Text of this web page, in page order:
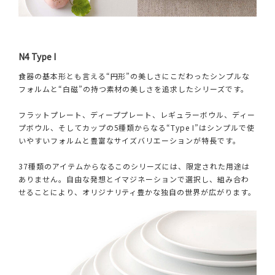
N4 Type I
食器の基本形とも言える“円形”の美しさにこだわったシンプルな
フォルムと“白磁”の持つ素材の美しさを追求したシリーズです。
フラットプレート、ディーププレート、レギュラーボウル、ディー
プボウル、そしてカップの5種類からなる“Type I”はシンプルで使
いやすいフォルムと豊富なサイズバリエーションが特長です。
37種類のアイテムからなるこのシリーズには、限定された用途は
ありません。自由な発想とイマジネーションで選択し、組み合わ
せることにより、オリジナリティ豊かな独自の世界が広がります。